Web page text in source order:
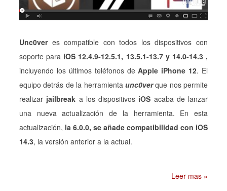
Unc0veres compatible con todos los dispositivos con
soporte para iOS 12.4.9-12.5.1, 13.5.1-13.7 y 14.0-14.3 ,
incluyendo los últimos teléfonos deApple iPhone 12. El
equipo detrás de la herramienta unc0ver que nos permite
realizar jailbreak a los dispositivos iOS acaba de lanzar
una nueva actualización de la herramienta. En esta
actualización, la 6.0.0, se añade compatibilidad con iOS
14.3, la versión anterior a la actual.
Leer mas »